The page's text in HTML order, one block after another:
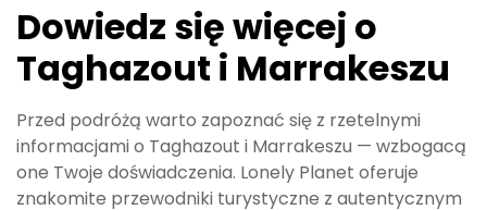
Dowiedz się więcej o
Taghazout i Marrakeszu
Przed podróżą warto zapoznać się z rzetelnymi
informacjami o Taghazout i Marrakeszu — wzbogacą
one Twoje doświadczenia. Lonely Planet oferuje
znakomite przewodniki turystyczne z autentycznym